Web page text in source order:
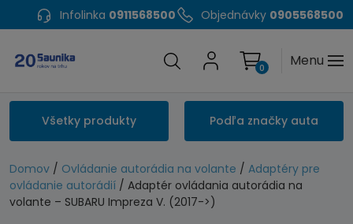
Infolinka 0911568500 Objednávky 0905568500
Menu
0
Všetky produkty Podľa značky auta
Domov / Ovládanie autorádia na volante / Adaptéry pre
ovládanie autorádií / Adaptér ovládania autorádia na
volante – SUBARU Impreza V. (2017->)